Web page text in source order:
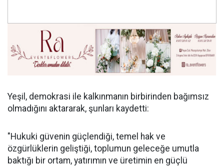
Yeşil, demokrasi ile kalkınmanın birbirinden bağımsız
olmadığını aktararak, şunları kaydetti:
"Hukuki güvenin güçlendiği, temel hak ve
özgürlüklerin geliştiği, toplumun geleceğe umutla
baktığı bir ortam, yatırımın ve üretimin en güçlü